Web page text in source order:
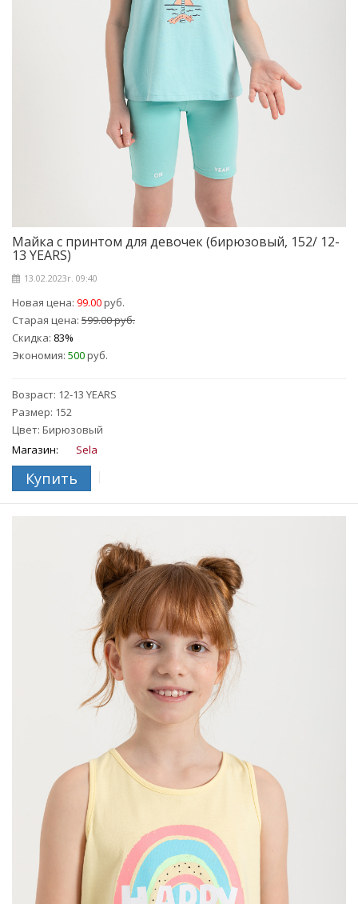
Майка с принтом для девочек (бирюзовый, 152/ 12-
13 YEARS)
13.02.2023г. 09:40
Новая цена: 99.00руб.
Старая цена: 599.00 руб.
Скидка: 83%
Экономия: 500руб.
Возраст: 12-13 YEARS
Размер: 152
Цвет: Бирюзовый
Магазин:
Sela
Купить